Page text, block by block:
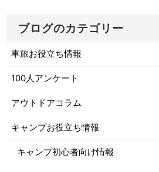
ブログのカテゴリー
車旅お役立ち情報
100人アンケート
アウトドアコラム
キャンプお役立ち情報
キャンプ初心者向け情報